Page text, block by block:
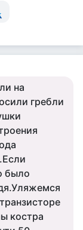
на
гребли
было
костра